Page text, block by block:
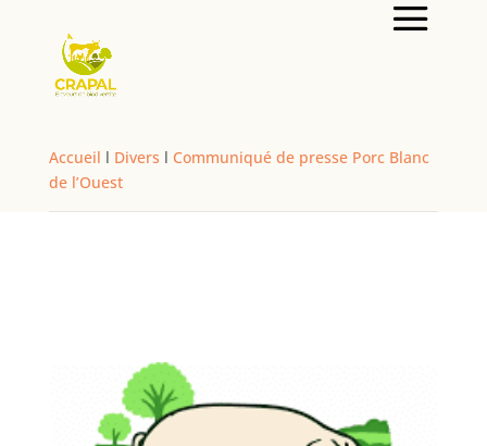
Accueil l Divers l Communiqué de presse Porc Blanc
de l’Ouest